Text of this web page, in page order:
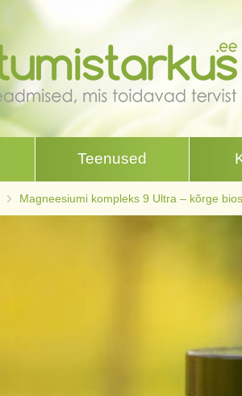
Teenused
Magneesiumi kompleks 9 Ultra – kõrge